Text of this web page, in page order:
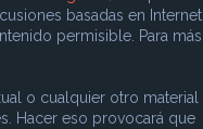
basadas en Internet
permisible. Para más
o cualquier otro material
Hacer eso provocará que